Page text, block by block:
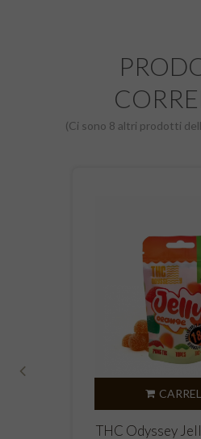
(Ci sono 8 altri prodotti
THC Odyssey